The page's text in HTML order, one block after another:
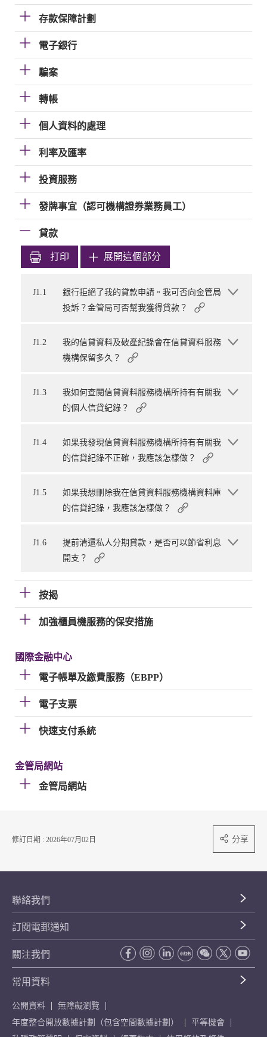
存款保障計劃
電子銀行
騙案
轉帳
個人資料的處理
利率及匯率
投資服務
發牌事宜（認可機構證券業務員工）
貸款
打印 展開這個部分
J1.1
銀行拒絕了我的貸款申請。我可否向金管局
投訴？金管局可否幫我獲得貸款？
J1.2
我的信貸資料及破產紀錄會在信貸資料服務
機構保留多久？
J1.3
我如何查閱信貸資料服務機構所持有有關我
的個人信貸紀錄？
J1.4
如果我發現信貸資料服務機構所持有有關我
的信貸紀錄不正確，我應該怎樣做？
J1.5
如果我想刪除我在信貸資料服務機構資料庫
的信貸紀錄，我應該怎樣做？
J1.6
提前清還私人分期貸款，是否可以節省利息
開支？
按揭
加強櫃員機服務的保安措施
國際金融中心
電子帳單及繳費服務（EBPP）
電子支票
快速支付系統
金管局網站
金管局網站
修訂日期 : 2026年07月02日 分享
聯絡我們
訂閱電郵通知
關注我們
常用資料
公開資料
無障礙瀏覽
年度整合開放數據計劃（包含空間數據計劃）
平等機會